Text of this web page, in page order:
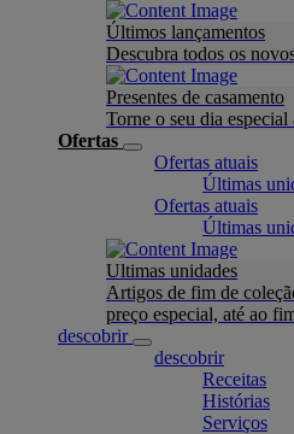
Últimos lançamentos
Descubra todos os
Presentes de casamento
Torne o seu dia
Ofertas
Ofertas atuais
Últimas
Ofertas atuais
Últimas
Ultimas unidades
Artigos de fim de
preço especial, até ao
descobrir
descobrir
Receitas
Histórias
Serviços